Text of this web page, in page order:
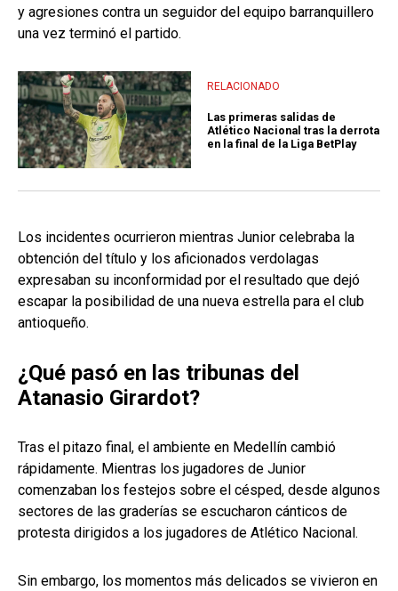
y agresiones contra un seguidor del equipo barranquillero
una vez terminó el partido.
RELACIONADO
Las primeras salidas de
Atlético Nacional tras la derrota
en la final de la Liga BetPlay
Los incidentes ocurrieron mientras Junior celebraba la
obtención del título y los aficionados verdolagas
expresaban su inconformidad por el resultado que dejó
escapar la posibilidad de una nueva estrella para el club
antioqueño.
¿Qué pasó en las tribunas del
Atanasio Girardot?
Tras el pitazo final, el ambiente en Medellín cambió
rápidamente. Mientras los jugadores de Junior
comenzaban los festejos sobre el césped, desde algunos
sectores de las graderías se escucharon cánticos de
protesta dirigidos a los jugadores de Atlético Nacional.
Sin embargo, los momentos más delicados se vivieron en